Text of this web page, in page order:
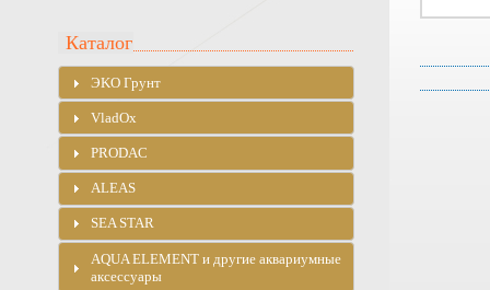
Каталог
ЭKO Грунт
VladOx
PRODAC
ALEAS
SEA STAR
AQUA ELEMENT и другие аквариумные
аксессуары